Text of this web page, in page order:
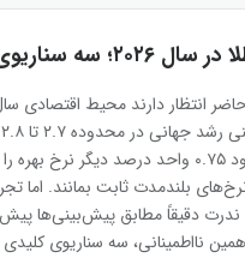
سناریوی اصلی چیست؟
فدرال رزرو حدود ۰.۷۵ واحد درصد دیگر
بلندمدت ثابت بمانند. اما
ندرت دقیقاً مطابق پیش‌بینی‌ها
همین نااطمینانی، سه سناریوی